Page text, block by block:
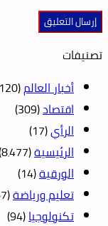
تصنيفات
أخبار العالم(120)
اقتصاد(309)
الرأي(17)
الرئيسية(8٬477)
الورقية(14)
تعليم ورياضة(667)
تكنولوجيا(94)